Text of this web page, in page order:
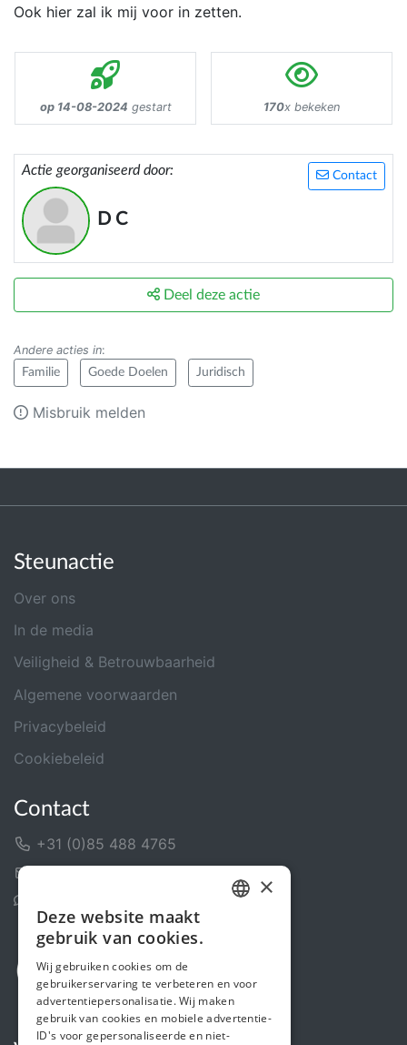
Ook hier zal ik mij voor in zetten.
op 14-08-2024 gestart 170x bekeken
Contact
Actie georganiseerd door:
D C
Deel deze actie
Andere acties in:
Familie Goede Doelen Juridisch
Misbruik melden
Steunactie
Over ons
In de media
Veiligheid & Betrouwbaarheid
Algemene voorwaarden
Privacybeleid
Cookiebeleid
Contact
+31 (0)85 488 4765
ENGLISH
×
Deze website maakt
gebruik van cookies.
Wij gebruiken cookies om de
gebruikerservaring te verbeteren en voor
advertentiepersonalisatie. Wij maken
gebruik van cookies en mobiele advertentie-
ID's voor gepersonaliseerde en niet-